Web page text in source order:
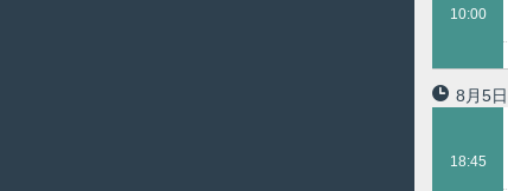
10:00
8月5日
18:45